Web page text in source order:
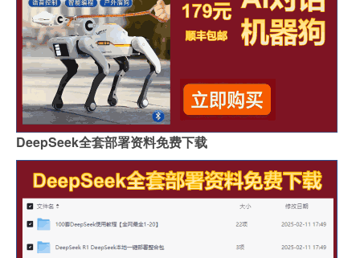
DeepSeek全套部署资料免费下载